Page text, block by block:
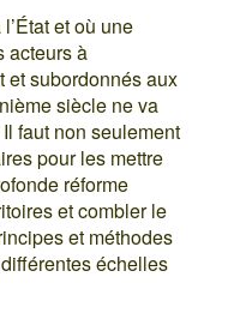
et où une
acteurs à
et subordonnés aux
siècle ne va
faut non seulement
pour les mettre
réforme
et combler le
et méthodes
échelles